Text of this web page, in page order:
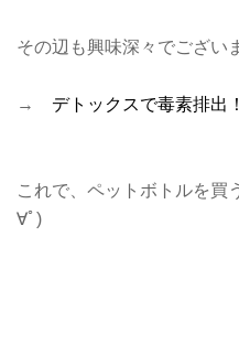
その辺も興味深々でござい
→ デトックスで毒素排出
これで、ペットボトルを買
∀ﾟ)